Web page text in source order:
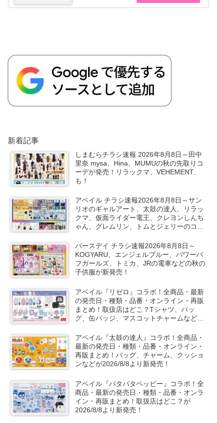
新着記事
しまむらチラシ速報 2026年8月8日～田中
里奈 mysa、Hina、MUMUの秋の先取りコ
ーデが発売！リラックマ、VEHEMENT..
も！
アベイル チラシ速報2026年8月8日～サン
リオのギャルアート、太鼓の達人、リラッ
クマ、仮面ライダー電王、クレヨンしんち
ゃん、グレムリン、トムとジェリーのコラ
バースデイ チラシ速報2026年8月8日～
KOGYARU、エンジェルブルー、パワーパ
フガールズ、トミカ、JRの電車などの秋の
子供服が新発売！
アベイル『リゼロ』コラボ！全商品・最新
の発売日・種類・品番・オンライン・再販
まとめ！取扱店はどこ？Tシャツ、バッ
グ、缶バッジ、マスコットチャームなどが
アベイル『太鼓の達人』コラボ！全商品・
最新の発売日・種類・品番・オンライン・
再販まとめ！バッグ、チャーム、クッショ
ンなどが2026/8/8より新発売！
アベイル『パタパタペッピー』コラボ！全
商品・最新の発売日・種類・品番・オンラ
イン・再販まとめ！取扱店はどこ？が
2026/8/8より新発売！